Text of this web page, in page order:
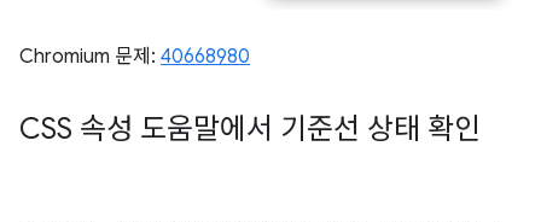
Chromium 문제: 40668980
CSS 속성 도움말에서 기준선 상태 확인